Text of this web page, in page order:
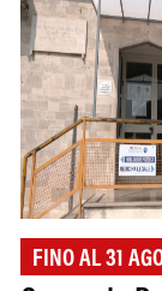
FINO AL 31